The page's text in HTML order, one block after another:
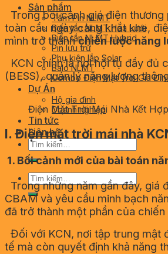
Sản phẩm
Tấm Pin NLMT
Biến tần NLMT Hoà Lưới
Biến tần NLMT Hybrid
Pin lưu trữ
Phụ kiện lắp Solar
Balo NLMT
Combo Điện Mặt Trời Gia
Dự Án
Hộ gia đình
Doanh nghiệp
Tin tức
Liên hệ
Tìm
kiếm:
Tìm
kiếm:
Trong bối cảnh giá điện
toàn cầu ngày càng khắt khe,
mình trở thànhchiến lược năng
KCN chính là nơi hội tụ đầy đủ
(BESS), quản lý năng lượng
Điện Mặt Trời Mái Nhà Kết
I. Điện mặt trời mái nhà
1. Bối cảnh mới của bài toán
Trong những năm gần đây, giá
CBAM và yêu cầu minh bạch
đã trở thành một phần của
Đối với KCN, nơi tập trung mật
tế mà còn quyết định khả năng